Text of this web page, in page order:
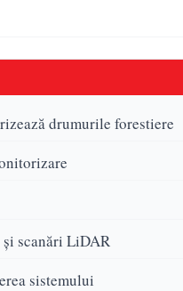
drumurile forestiere
scanări LiDAR
sistemului